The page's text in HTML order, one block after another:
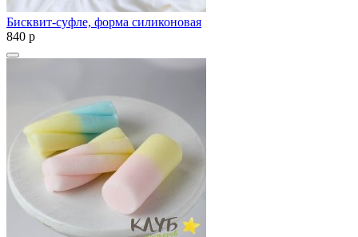
Бисквит-суфле, форма силиконовая
840 p